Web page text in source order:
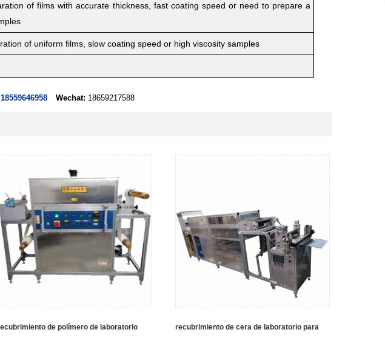
of films with accurate thickness, fast coating speed or need to prepare a
of uniform films, slow coating speed or high viscosity samples
Wechat: 18659217588
de polímero de laboratorio
recubrimiento de cera de laboratorio para